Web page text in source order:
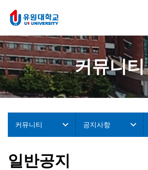
커뮤니티
커뮤니티 공지사항
일반공지